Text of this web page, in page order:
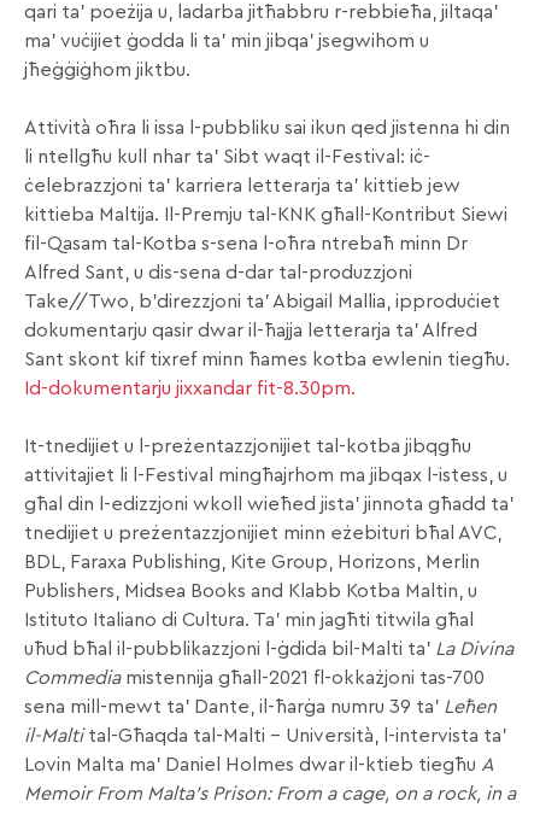
qari ta’ poeżija u, ladarba jitħabbru r-rebbieħa, jiltaqa’
ma’ vuċijiet ġodda li ta’ min jibqa’ jsegwihom u
jħeġġiġhom jiktbu.
Attività oħra li issa l-pubbliku sai ikun qed jistenna hi din
li ntellgħu kull nhar ta’ Sibt waqt il-Festival: iċ-
ċelebrazzjoni ta’ karriera letterarja ta’ kittieb jew
kittieba Maltija. Il-Premju tal-KNK għall-Kontribut Siewi
fil-Qasam tal-Kotba s-sena l-oħra ntrebaħ minn Dr
Alfred Sant, u dis-sena d-dar tal-produzzjoni
Take//Two, b’direzzjoni ta’ Abigail Mallia, ipproduċiet
dokumentarju qasir dwar il-ħajja letterarja ta’ Alfred
Sant skont kif tixref minn ħames kotba ewlenin tiegħu.
Id-dokumentarju jixxandar fit-8.30pm.
It-tnedijiet u l-preżentazzjonijiet tal-kotba jibqgħu
attivitajiet li l-Festival mingħajrhom ma jibqax l-istess, u
għal din l-edizzjoni wkoll wieħed jista’ jinnota għadd ta’
tnedijiet u preżentazzjonijiet minn eżebituri bħal AVC,
BDL, Faraxa Publishing, Kite Group, Horizons, Merlin
Publishers, Midsea Books and Klabb Kotba Maltin, u
Istituto Italiano di Cultura. Ta’ min jagħti titwila għal
uħud bħal il-pubblikazzjoni l-ġdida bil-Malti ta’ La Divina
Commedia mistennija għall-2021 fl-okkażjoni tas-700
sena mill-mewt ta’ Dante, il-ħarġa numru 39 ta’ Leħen
il-Maltital-Għaqda tal-Malti – Università, l-intervista ta’
Lovin Malta ma’ Daniel Holmes dwar il-ktieb tiegħu A
Memoir From Malta’s Prison: From a cage, on a rock, in a